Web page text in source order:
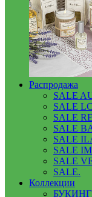
Распродажа
SALE
SALE
SALE
SALE
SALE
SALE
SALE
SALE.
Коллекции